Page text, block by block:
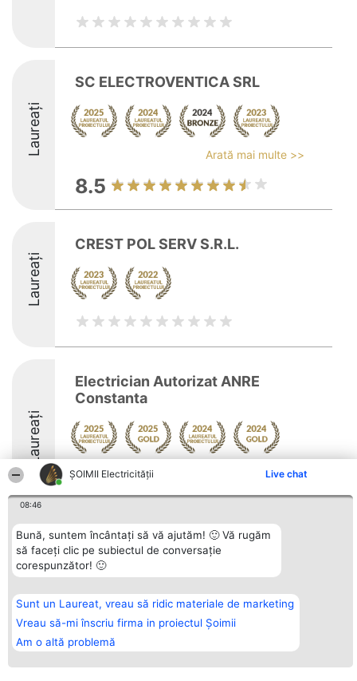
ȘOIMII Electricității Live chat
08:46
Bună, suntem încântați să vă ajutăm! 🙂 Vă rugăm
să faceți clic pe subiectul de conversație
corespunzător! 🙂
Sunt un Laureat, vreau să ridic materiale de marketing
Vreau să-mi înscriu firma in proiectul Șoimii
Am o altă problemă
Laureați
SC ELECTROVENTICA SRL
Arată mai multe >>
8.5
Laureați
CREST POL SERV S.R.L.
Laureați
Electrician Autorizat ANRE
Constanta
Arată mai multe >>
9
Organizator Ranking
BRIGHT SOLUTIONS BR SRL
Sc. A Et. 4 Ap. 13 Cod 061952
București
CUI 36737675
tel: +40 770 990 492
Plebiscyt
Laureaților
Reguli
Politica de